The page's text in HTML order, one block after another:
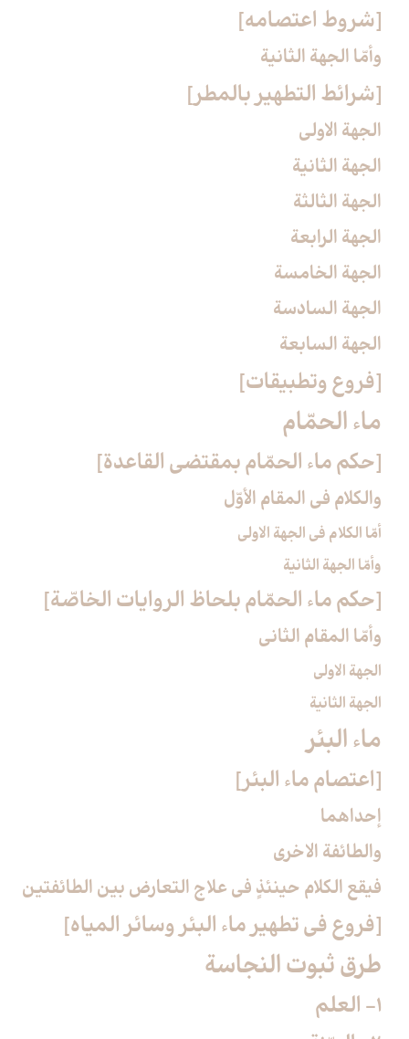
[شروط اعتصامه‏]
وأمّا الجهة الثانية
[شرائط التطهير بالمطر]
الجهة الاولى
الجهة الثانية
الجهة الثالثة
الجهة الرابعة
الجهة الخامسة
الجهة السادسة
الجهة السابعة
[فروع وتطبيقات‏]
ماء الحمّام‏
[حكم ماء الحمّام بمقتضى القاعدة]
والكلام في المقام الأوّل‏
أمّا الكلام في الجهة الاولى‏
وأمّا الجهة الثانية
[حكم ماء الحمّام بلحاظ الروايات الخاصّة]
وأمّا المقام الثاني‏
الجهة الاولى
الجهة الثانية
ماء البئر
[اعتصام ماء البئر]
إحداهما
والطائفة الاخرى‏
فيقع الكلام حينئذٍ في علاج التعارض بين الطائفتين
[فروع في تطهير ماء البئر وسائر المياه‏]
طرق ثبوت النجاسة
1- العلم